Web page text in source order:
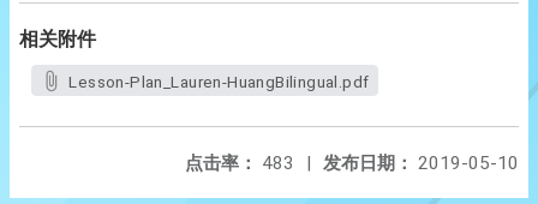
相关附件
Lesson-Plan_Lauren-HuangBilingual.pdf
发布日期： 2019-05-10
点击率： 483 |